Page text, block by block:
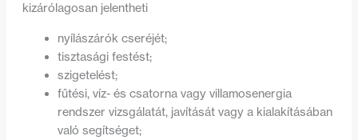
kizárólagosan jelentheti
nyílászárók cseréjét;
tisztasági festést;
szigetelést;
fűtési, víz- és csatorna vagy villamosenergia
rendszer vizsgálatát, javítását vagy a kialakításában
való segítséget;